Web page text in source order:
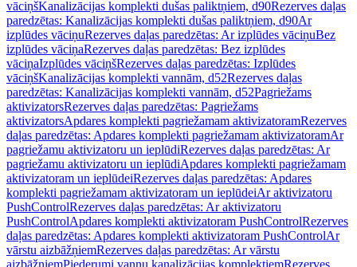
vāciņšKanalizācijas komplekti dušas paliktņiem, d90Rezerves daļas
paredzētas: Kanalizācijas komplekti dušas paliktņiem, d90Ar
izplūdes vāciņuRezerves daļas paredzētas: Ar izplūdes vāciņuBez
izplūdes vāciņaRezerves daļas paredzētas: Bez izplūdes
vāciņaIzplūdes vāciņšRezerves daļas paredzētas: Izplūdes
vāciņšKanalizācijas komplekti vannām, d52Rezerves daļas
paredzētas: Kanalizācijas komplekti vannām, d52Pagriežams
aktivizatorsRezerves daļas paredzētas: Pagriežams
aktivizatorsApdares komplekti pagriežamam aktivizatoramRezerves
daļas paredzētas: Apdares komplekti pagriežamam aktivizatoramAr
pagriežamu aktivizatoru un ieplūdiRezerves daļas paredzētas: Ar
pagriežamu aktivizatoru un ieplūdiApdares komplekti pagriežamam
aktivizatoram un ieplūdeiRezerves daļas paredzētas: Apdares
komplekti pagriežamam aktivizatoram un ieplūdeiAr aktivizatoru
PushControlRezerves daļas paredzētas: Ar aktivizatoru
PushControlApdares komplekti aktivizatoram PushControlRezerves
daļas paredzētas: Apdares komplekti aktivizatoram PushControlAr
vārstu aizbāžņiemRezerves daļas paredzētas: Ar vārstu
aizbāžņiemPiederumi vannu kanalizācijas komplektiemRezerves